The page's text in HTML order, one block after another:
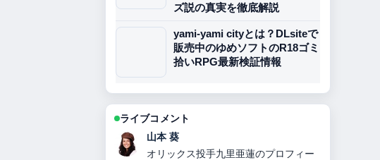
ズ説の真実を徹底解説
yami-yami cityとは？DLsiteで
販売中のゆめソフトのR18ゴミ
拾いRPG最新検証情報
ライブコメント
加藤 海斗
【2026年】大友愛の現在の夫秋本啓